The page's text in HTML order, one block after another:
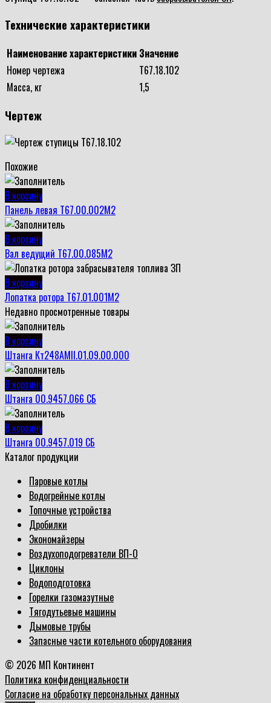
Технические характеристики
Наименование характеристики Значение
Номер чертежа
Т67.18.102
Масса, кг
1,5
Чертеж
Похожие
В корзину
Панель левая Т67.00.002М2
В корзину
Вал ведущий Т67.00.085М2
В корзину
Лопатка ротора Т67.01.001М2
Недавно просмотренные товары
В корзину
Штанга Кт248АМII.01.09.00.000
В корзину
Штанга 00.9457.066 СБ
В корзину
Штанга 00.9457.019 СБ
Каталог продукции
Паровые котлы
Водогрейные котлы
Топочные устройства
Дробилки
Экономайзеры
Воздухоподогреватели ВП-О
Циклоны
Водоподготовка
Горелки газомазутные
Тягодутьевые машины
Дымовые трубы
Запасные части котельного оборудования
© 2026 МП Континент
Политика конфиденциальности
Согласие на обработку персональных данных